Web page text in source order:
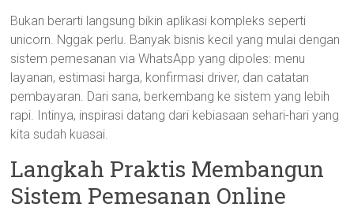
Bukan berarti langsung bikin aplikasi kompleks seperti
unicorn. Nggak perlu. Banyak bisnis kecil yang mulai dengan
sistem pemesanan via WhatsApp yang dipoles: menu
layanan, estimasi harga, konfirmasi driver, dan catatan
pembayaran. Dari sana, berkembang ke sistem yang lebih
rapi. Intinya, inspirasi datang dari kebiasaan sehari-hari yang
kita sudah kuasai.
Langkah Praktis Membangun
Sistem Pemesanan Online